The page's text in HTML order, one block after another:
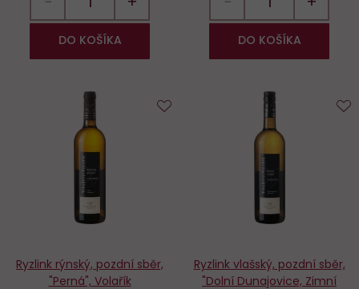
DO KOŠÍKA DO KOŠÍKA
Ryzlink rýnský, pozdní sběr,
"Perná", Volařík
Ryzlink vlašský, pozdní sběr,
"Dolní Dunajovice, Zimní